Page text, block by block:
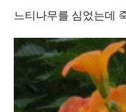
느티나무를 심었는데